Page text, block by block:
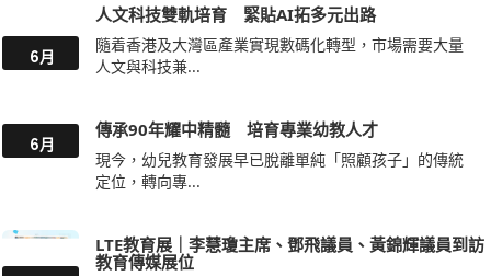
6月
人文科技雙軌培育 緊貼AI拓多元出路
隨着香港及大灣區產業實現數碼化轉型，市場需要大量
人文與科技兼...
6月
傳承90年耀中精髓 培育專業幼教人才
現今，幼兒教育發展早已脫離單純「照顧孩子」的傳統
定位，轉向專...
LTE教育展｜李慧瓊主席、鄧飛議員、黃錦輝議員到訪
教育傳媒展位